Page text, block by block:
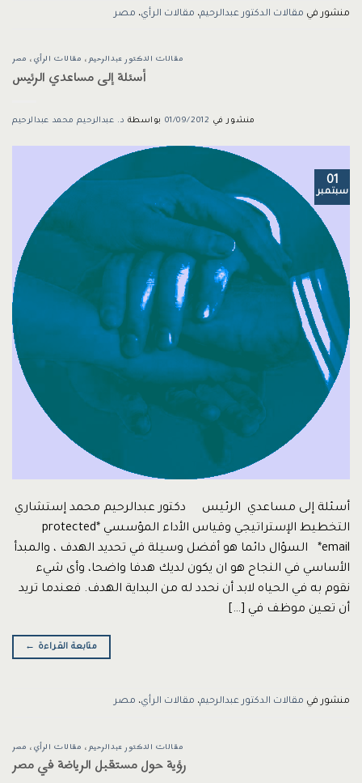
منشور في مقالات الدكتور عبدالرحيم، مقالات الرأي، مصر
مقالات الدكتور عبدالرحيم، مقالات الرأي، مصر
أسئلة إلى مساعدي الرئيس
منشور في 01/09/2012 بواسطة د. عبدالرحيم محمد عبدالرحيم
01
سبتمبر
أسئلة إلى مساعدي الرئيس دكتور عبدالرحيم محمد إستشاري
التخطيط الإستراتيجي وقياس الأداء المؤسسي *protected
email* السؤال دائما هو أفضل وسيلة في تحديد الهدف ، والمبدأ
الأساسي في النجاح هو ان يكون لديك هدفا واضحا، وأى شيء
نقوم به في الحياه لابد أن نحدد له من البداية الهدف. فعندما تريد
أن تعين موظف في […]
متابعة القراءة ←
منشور في مقالات الدكتور عبدالرحيم، مقالات الرأي، مصر
مقالات الدكتور عبدالرحيم، مقالات الرأي، مصر
رؤية حول مستقبل الرياضة في مصر